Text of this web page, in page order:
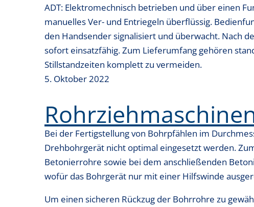
ADT: Elektromechnisch betrieben und über einen
manuelles Ver- und Entriegeln überflüssig.
den Handsender signalisiert und überwacht. Nach
sofort einsatzfähig. Zum Lieferumfang gehören
Stillstandzeiten komplett zu vermeiden.
5. Oktober 2022
Bei der Fertigstellung von Bohrpfählen im
Drehbohrgerät nicht optimal eingesetzt werden.
Betonierrohre sowie bei dem anschließenden
wofür das Bohrgerät nur mit einer Hilfswinde
Um einen sicheren Rückzug der Bohrrohre zu